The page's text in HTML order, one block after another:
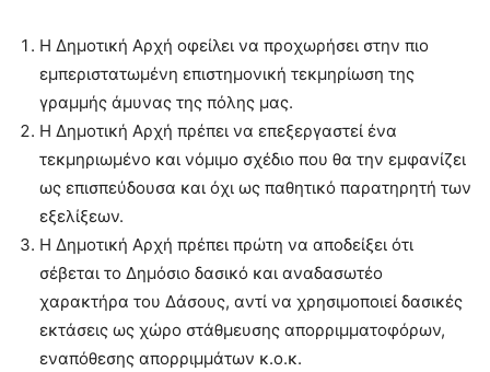
Η Δημοτική Αρχή οφείλει να προχωρήσει στην πιο
εμπεριστατωμένη επιστημονική τεκμηρίωση της
γραμμής άμυνας της πόλης μας.
Η Δημοτική Αρχή πρέπει να επεξεργαστεί ένα
τεκμηριωμένο και νόμιμο σχέδιο που θα την εμφανίζει
ως επισπεύδουσα και όχι ως παθητικό παρατηρητή των
εξελίξεων.
Η Δημοτική Αρχή πρέπει πρώτη να αποδείξει ότι
σέβεται το Δημόσιο δασικό και αναδασωτέο
χαρακτήρα του Δάσους, αντί να χρησιμοποιεί δασικές
εκτάσεις ως χώρο στάθμευσης απορριμματοφόρων,
εναπόθεσης απορριμμάτων κ.ο.κ.